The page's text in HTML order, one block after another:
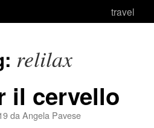
travel
relilax
il cervello
da Angela Pavese